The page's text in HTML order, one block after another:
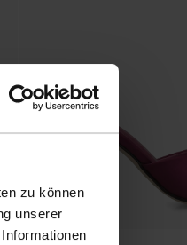
zu können
unserer